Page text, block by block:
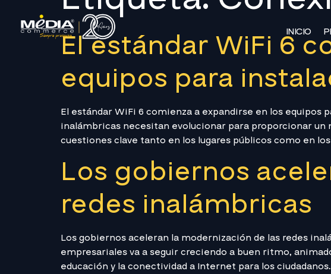
INICIO
El estándar WiFi 6
equipos para
El estándar WiFi 6 comienza a expandirse en los equipos
inalámbricas necesitan evolucionar para proporcionar
cuestiones clave tanto en los lugares públicos como en
Los gobiernos
redes inalámbricas
Los gobiernos aceleran la modernización de las redes
empresariales va a seguir creciendo a buen ritmo,
educación y la conectividad a Internet para los